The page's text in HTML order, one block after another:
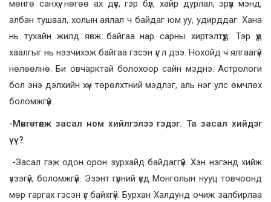
мөнгө санхүү, нөгөө ах дүүс, гэр бүл, хайр дурлал, эрүүл мэнд,
албан тушаал, холын аялал ч байдаг юм уу, удирддаг. Хана
нь тухайн жилд явж байгаа нар сарны хиртэлтүүд. Тэр үүд
хаалгыг нь нээчихэж байгаа гэсэн үг л дээ. Нохойд ч ялгаагүй
нөлөөлнө. Би овчарктай болохоор сайн мэднэ. Астрологи
бол энэ дэлхийн хүн төрөлхтний мэдлэг, аль нэг улс өмчлөх
боломжгүй.
-Мөнгө төлж засал ном хийлгэлээ гэдэг. Та засал хийдэг
үү?
-Засал гэж одон орон зурхайд байдаггүй. Хэн нэгэнд хийж
үзээгүй, боломжгүй. Эзэнт гүрний үед Монголын нууц товчоонд
мөр гаргах гэсэн үг байхгүй. Бурхан Халдунд очиж залбирлаа